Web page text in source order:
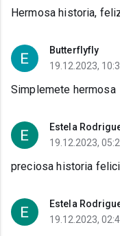
Hermosa historia,
Butterflyfly
19.12.2023,
Simplemete hermosa
Estela
19.12.2023,
preciosa historia
Estela
19.12.2023,